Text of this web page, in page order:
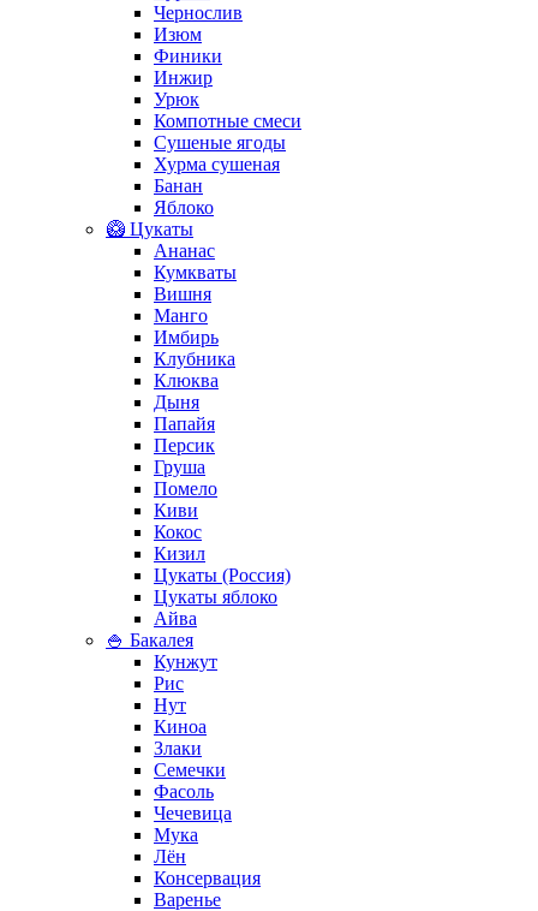
Чернослив
Изюм
Финики
Инжир
Урюк
Компотные смеси
Сушеные ягоды
Хурма сушеная
Банан
Яблоко
🥝 Цукаты
Ананас
Кумкваты
Вишня
Манго
Имбирь
Клубника
Клюква
Дыня
Папайя
Персик
Груша
Помело
Киви
Кокос
Кизил
Цукаты (Россия)
Цукаты яблоко
Айва
🍚 Бакалея
Кунжут
Рис
Нут
Киноа
Злаки
Семечки
Фасоль
Чечевица
Мука
Лён
Консервация
Варенье